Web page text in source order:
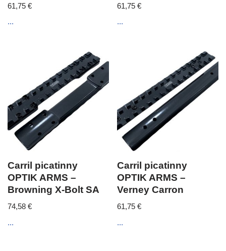
61,75 €
...
61,75€
...
Carril picatinny
OPTIK ARMS –
Browning X-Bolt SA
74,58 €
...
Carril picatinny
OPTIK ARMS –
Verney Carron
61,75€
...